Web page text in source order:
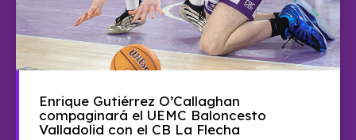
Enrique Gutiérrez O’Callaghan
compaginará el UEMC Baloncesto
Valladolid con el CB La Flecha